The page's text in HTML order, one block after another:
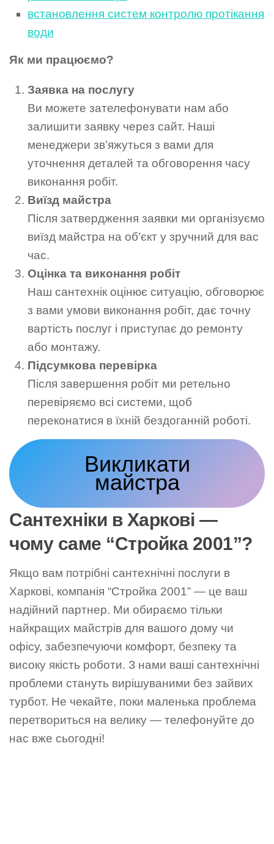
встановлення систем контролю протікання
води
Як ми працюємо?
Заявка на послугу
Ви можете зателефонувати нам або
залишити заявку через сайт. Наші
менеджери зв’яжуться з вами для
уточнення деталей та обговорення часу
виконання робіт.
Виїзд майстра
Після затвердження заявки ми організуємо
виїзд майстра на об’єкт у зручний для вас
час.
Оцінка та виконання робіт
Наш сантехнік оцінює ситуацію, обговорює
з вами умови виконання робіт, дає точну
вартість послуг і приступає до ремонту
або монтажу.
Підсумкова перевірка
Після завершення робіт ми ретельно
перевіряємо всі системи, щоб
переконатися в їхній бездоганній роботі.
Викликати
майстра
Сантехніки в Харкові —
чому саме “Стройка 2001”?
Якщо вам потрібні сантехнічні послуги в
Харкові, компанія “Стройка 2001” — це ваш
надійний партнер. Ми обираємо тільки
найкращих майстрів для вашого дому чи
офісу, забезпечуючи комфорт, безпеку та
високу якість роботи. З нами ваші сантехнічні
проблеми стануть вирішуваними без зайвих
турбот. Не чекайте, поки маленька проблема
перетвориться на велику — телефонуйте до
нас вже сьогодні!